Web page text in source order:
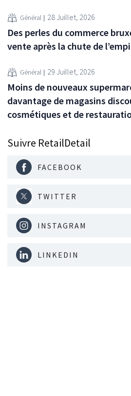
Général 28 Juillet, 2026
Des perles du commerce
vente après la chute de
Général 29 Juillet, 2026
Moins de nouveaux
davantage de magasins
cosmétiques et de
Suivre RetailDetail
FACEBOOK
TWITTER
INSTAGRAM
LINKEDIN